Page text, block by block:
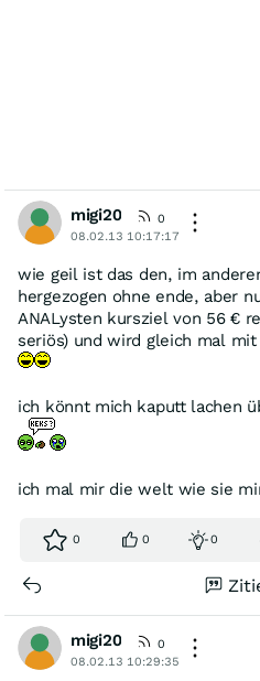
migi20
0
08.02.13 10:17:17
wie geil ist das den, im
hergezogen ohne ende, aber
ANALysten kursziel von 56 €
seriös) und wird gleich mal
ich könnt mich kaputt lachen
ich mal mir die welt wie sie
0 0 0
migi20
0
08.02.13 10:29:35